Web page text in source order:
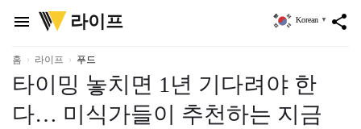
menu
위
키
리
라이프 share
Korean ▼
홈 라이프 푸드
타이밍 놓치면 1년 기다려야 한
다… 미식가들이 추천하는 지금